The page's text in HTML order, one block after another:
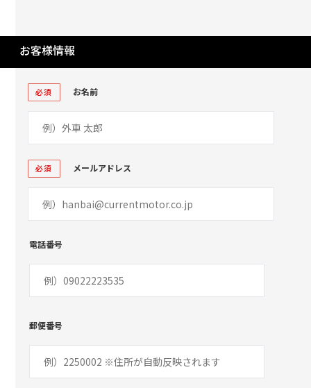
お客様情報
必須 お名前
必須 メールアドレス
電話番号
郵便番号